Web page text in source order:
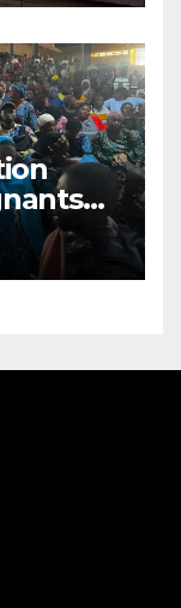
le ton